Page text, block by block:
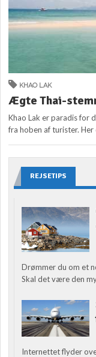
KHAO LAK
Ægte Thai-
Khao Lak er paradis for
fra hoben af turister. Her
REJSETIPS
Drømmer du om et
Skal det være den
Internettet flyder